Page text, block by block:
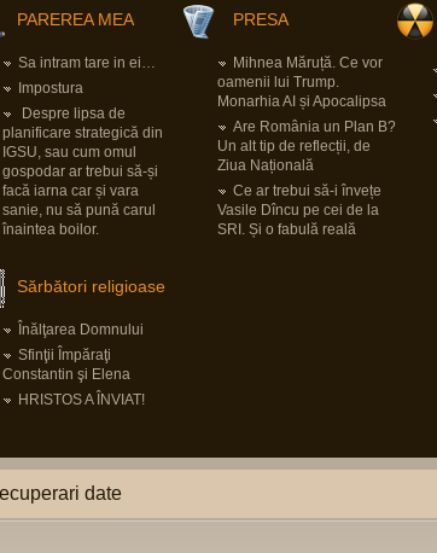
PAREREA MEA
Sa intram tare in ei…
Impostura
Despre lipsa de
planificare strategică din
IGSU, sau cum omul
gospodar ar trebui să-și
facă iarna car și vara
sanie, nu să pună carul
înaintea boilor.
PRESA
Mihnea Măruță. Ce vor
oamenii lui Trump.
Monarhia AI și Apocalipsa
Are România un Plan B?
Un alt tip de reflecții, de
Ziua Națională
Ce ar trebui să-i învețe
Vasile Dîncu pe cei de la
SRI. Și o fabulă reală
Sărbători religioase
Înălţarea Domnului
Sfinţii Împăraţi
Constantin şi Elena
HRISTOS A ÎNVIAT!
date